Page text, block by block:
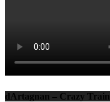
dArtagnan – Crazy Train